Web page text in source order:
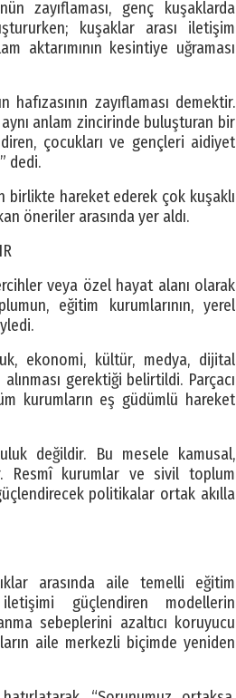
zayıflaması, genç kuşaklarda
kuşaklar arası iletişim
aktarımının kesintiye uğraması
zayıflaması demektir.
anlam zincirinde buluşturan bir
çocukları ve gençleri aidiyet
dedi.
birlikte hareket ederek çok kuşaklı
öneriler arasında yer aldı.
veya özel hayat alanı olarak
eğitim kurumlarının, yerel
ekonomi, kültür, medya, dijital
gerektiği belirtildi. Parçacı
kurumların eş güdümlü hareket
değildir. Bu mesele kamusal,
Resmî kurumlar ve sivil toplum
politikalar ortak akılla
arasında aile temelli eğitim
iletişimi güçlendiren modellerin
sebeplerini azaltıcı koruyucu
aile merkezli biçimde yeniden